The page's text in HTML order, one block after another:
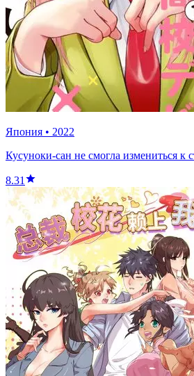
Япония • 2022
Кусуноки-сан не смогла измениться к
8.31